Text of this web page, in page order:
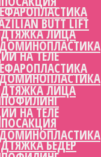
ЛИЦА
НА ТЕЛЕ
БЕДЕР
BUTT LIFT
ЛИЦА
НА ТЕЛЕ